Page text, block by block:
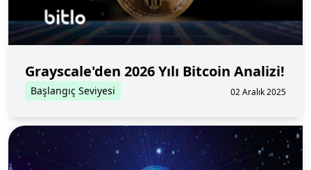
Grayscale'den 2026 Yılı Bitcoin Analizi!
Başlangıç Seviyesi 02 Aralık 2025